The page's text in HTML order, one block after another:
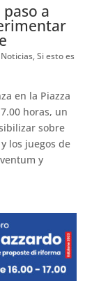
paso a
Noticias,Si esto es
en la Piazza
horas, un
sobre
los juegos de
y